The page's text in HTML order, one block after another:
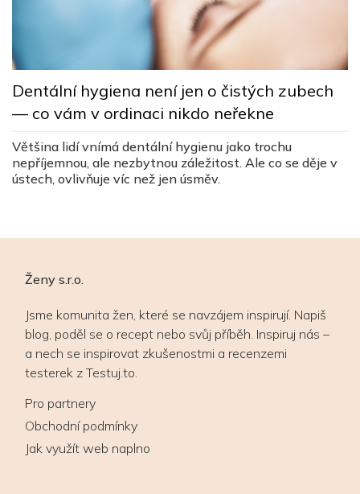
Dentální hygiena není jen o čistých zubech
— co vám v ordinaci nikdo neřekne
Většina lidí vnímá dentální hygienu jako trochu
nepříjemnou, ale nezbytnou záležitost. Ale co se děje v
ústech, ovlivňuje víc než jen úsměv.
Ženy s.r.o.
Jsme komunita žen, které se navzájem inspirují. Napiš
blog, poděl se o recept nebo svůj příběh. Inspiruj nás –
a nech se inspirovat zkušenostmi a recenzemi
testerek z Testuj.to.
Pro partnery
Obchodní podmínky
Jak využít web naplno